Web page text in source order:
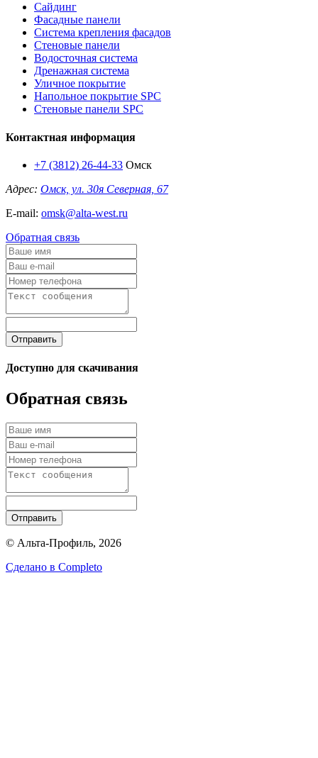
Сайдинг
Фасадные панели
Система крепления фасадов
Стеновые панели
Водосточная система
Дренажная система
Уличное покрытие
Напольное покрытие SPC
Стеновые панели SPC
Контактная информация
+7 (3812) 26-44-33 Омск
Адрес: Омск, ул. 30я Северная, 67
E-mail: omsk@alta-west.ru
Обратная связь
Отправить
Доступно для скачивания
Обратная связь
Отправить
© Альта-Профиль, 2026
Сделано в Completo